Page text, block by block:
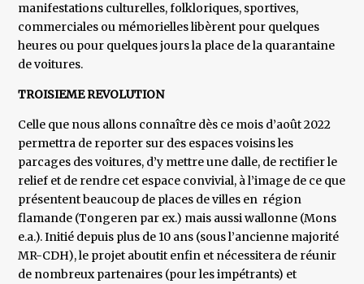
manifestations culturelles, folkloriques, sportives,
commerciales ou mémorielles libèrent pour quelques
heures ou pour quelques jours la place de la quarantaine
de voitures.
TROISIEME REVOLUTION
Celle que nous allons connaître dès ce mois d’août 2022
permettra de reporter sur des espaces voisins les
parcages des voitures, d’y mettre une dalle, de rectifier le
relief et de rendre cet espace convivial, à l’image de ce que
présentent beaucoup de places de villes en région
flamande (Tongeren par ex.) mais aussi wallonne (Mons
e.a.). Initié depuis plus de 10 ans (sous l’ancienne majorité
MR-CDH), le projet aboutit enfin et nécessitera de réunir
de nombreux partenaires (pour les impétrants) et